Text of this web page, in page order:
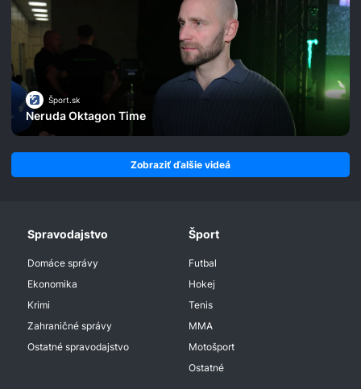
Šport.sk
Neruda Oktagon Time
Zobraziť ďalšie videá
Spravodajstvo
Domáce správy
Ekonomika
Krimi
Zahraničné správy
Ostatné spravodajstvo
Šport
Futbal
Hokej
Tenis
MMA
Motošport
Ostatné